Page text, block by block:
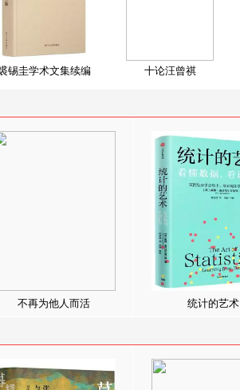
锡圭学术文集续编 十论汪曾祺
不再为他人而活 统计的艺术